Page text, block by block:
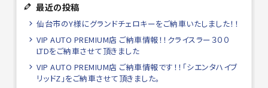
最近の投稿
仙台市のY様にグランドチェロキーをご納車いたしました！！
VIP AUTO PREMIUM店 ご納車情報！！クライスラー３００
LTDをご納車させて頂きました
VIP AUTO PREMIUM店 ご納車情報です！！「シエンタハイブ
リッドZ」をご納車させて頂きました。